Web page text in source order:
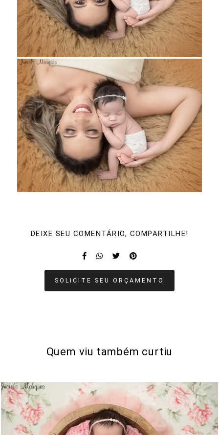
DEIXE SEU COMENTÁRIO, COMPARTILHE!
SOLICITE SEU ORÇAMENTO
Quem viu também curtiu